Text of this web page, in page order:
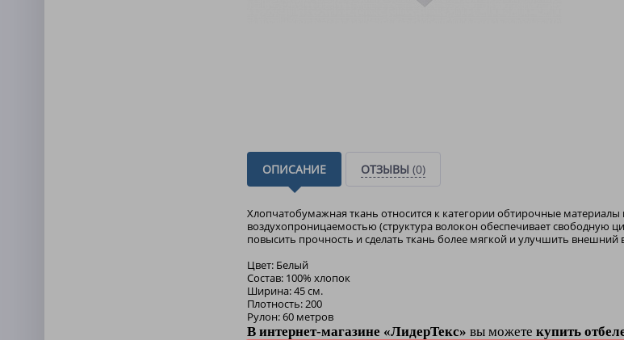
ОПИСАНИЕ ОТЗЫВЫ (0)
Хлопчатобумажная ткань относится к категории обтирочные
воздухопроницаемостью (структура волокон обеспечивает свободную
повысить прочность и сделать ткань более мягкой и улучшить внешний
Цвет: Белый
Состав: 100% хлопок
Ширина: 45 см.
Плотность: 200
Рулон: 60 метров
В интернет-магазине «ЛидерТекс» вы можете купить